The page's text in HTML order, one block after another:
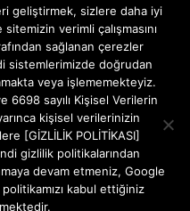
geliştirmek, sizlere daha iyi
verimli çalışmasını
sağlanan çerezler
sistemlerimizde doğrudan
veya işlememekteyiz.
6698 sayılı Kişisel Verilerin
kişisel verilerinizin
[GİZLİLİK POLİTİKASI]
gizlilik politikalarından
devam etmeniz, Google
kabul ettiğiniz